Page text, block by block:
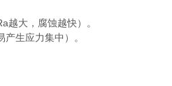
大，腐蚀越快）。
生应力集中）。